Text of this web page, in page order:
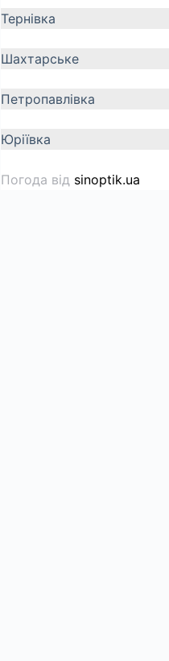
Тернівка
Шахтарське
Петропавлівка
Юріївка
Погода від sinoptik.ua